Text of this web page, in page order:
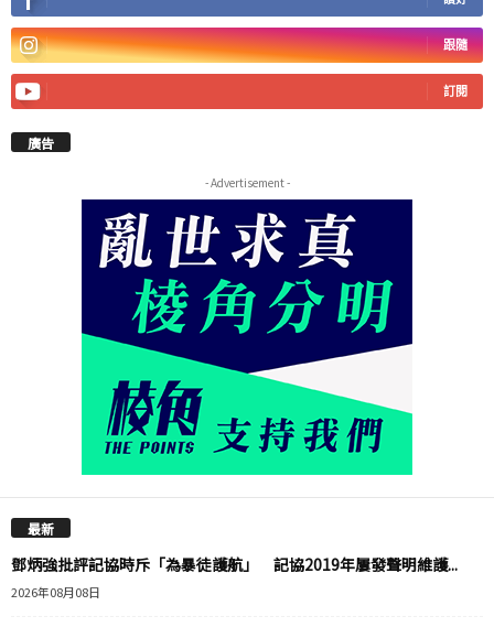
跟隨
訂閱
廣告
- Advertisement -
最新
鄧炳強批評記協時斥「為暴徒護航」 記協2019年屢發聲明維護...
2026年08月08日